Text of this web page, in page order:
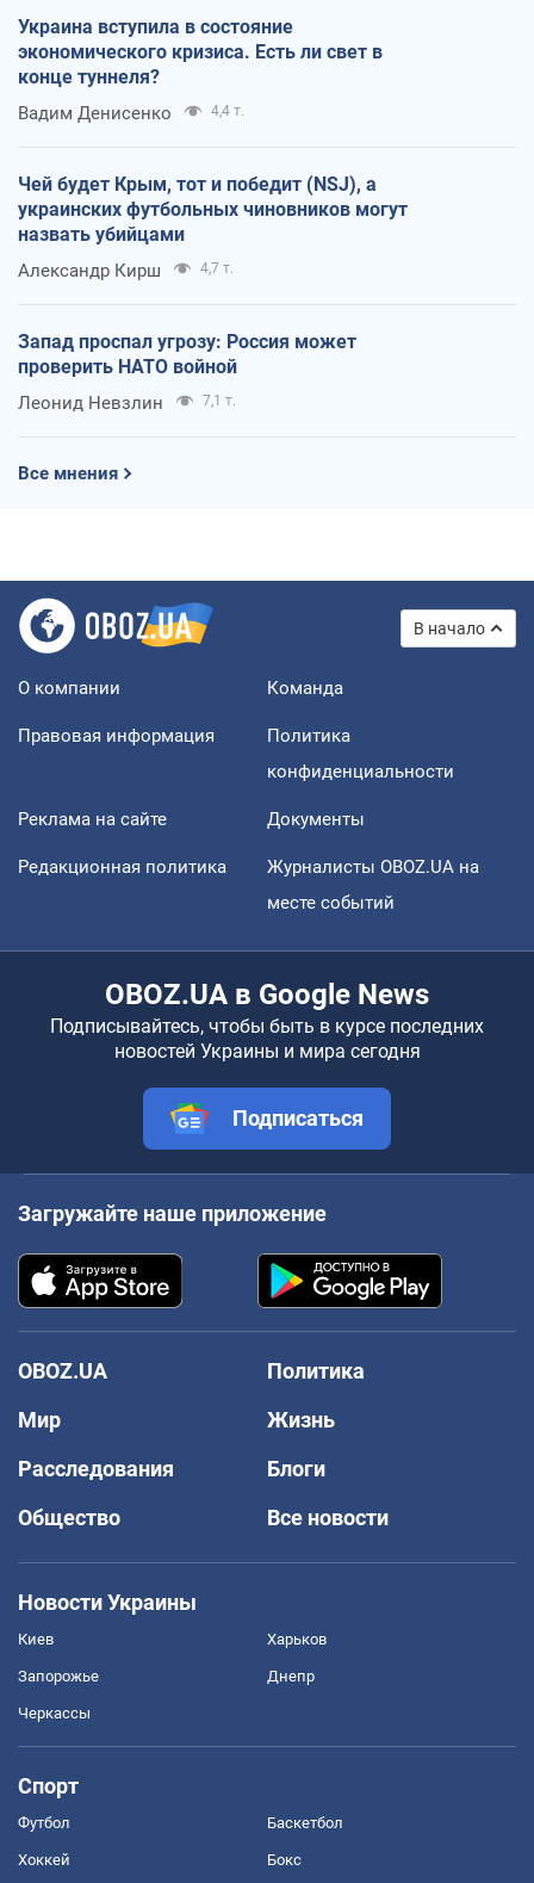
Украина вступила в состояние
экономического кризиса. Есть ли свет в
конце туннеля?
Вадим Денисенко 4,4 т.
Чей будет Крым, тот и победит (NSJ), а
украинских футбольных чиновников могут
назвать убийцами
Александр Кирш 4,7 т.
Запад проспал угрозу: Россия может
проверить НАТО войной
Леонид Невзлин 7,1 т.
Все мнения
В начало
О компании Команда
Правовая информация
Политика
конфиденциальности
Реклама на сайте Документы
Редакционная политика
Журналисты OBOZ.UA на
месте событий
OBOZ.UA в Google News
Подписывайтесь, чтобы быть в курсе последних
новостей Украины и мира сегодня
Подписаться
Загружайте наше приложение
OBOZ.UA
Политика
Мир
Жизнь
Расследования
Блоги
Общество
Все новости
Новости Украины
Киев Харьков
Запорожье Днепр
Черкассы
Спорт
Футбол Баскетбол
Хоккей Бокс